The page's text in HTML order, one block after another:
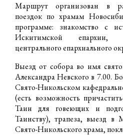
Маршрут организован в
поездок по храмам
программе: знакомство с
Искитимской епархии,
центрального епархиального
Выезд от собора во имя
Александра Невского в 7.00.
Свято-Никольском
(есть возможность
Таин для говеющих и
Таинству), трапеза, выезд в
Свято-Никольского храма,